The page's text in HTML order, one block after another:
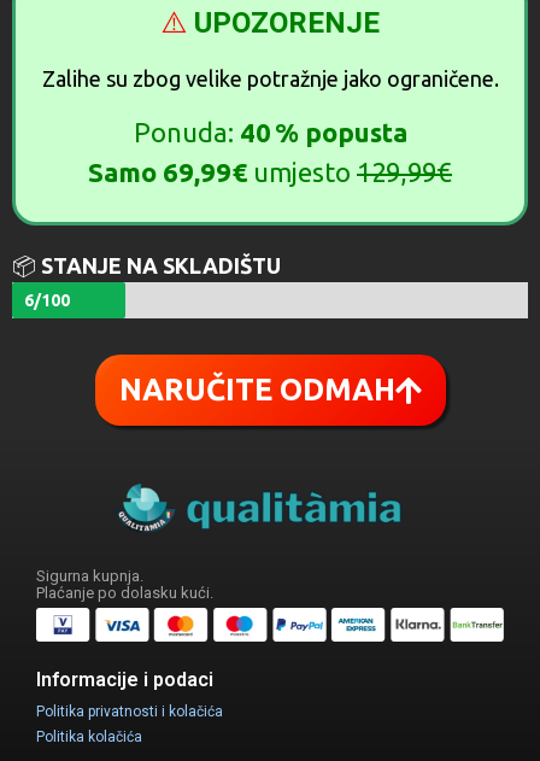
⚠️ UPOZORENJE
Zalihe su zbog velike potražnje jako ograničene.
Ponuda: 40 % popusta
Samo 69,99€ umjesto 129,99€
📦 STANJE NA SKLADIŠTU
6/100
NARUČITE ODMAH
Sigurna kupnja.
Plaćanje po dolasku kući.
Informacije i podaci
Politika privatnosti i kolačića
Politika kolačića